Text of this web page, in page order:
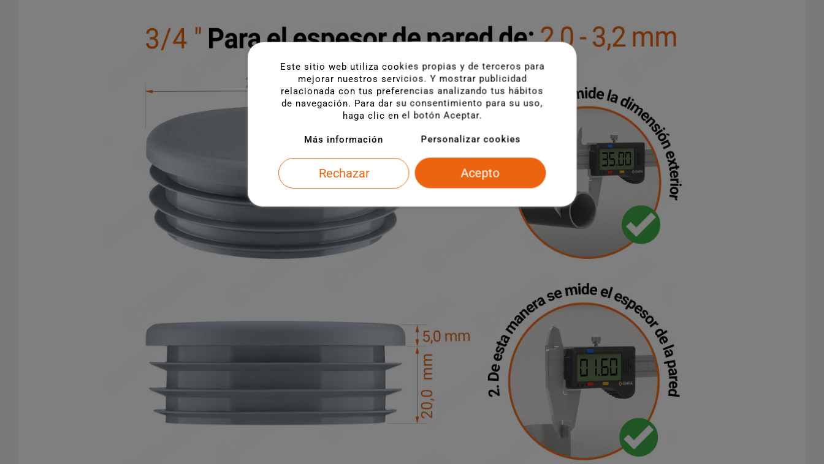
Este sitio web utiliza cookies propias y de terceros para
mejorar nuestros servicios. Y mostrar publicidad
relacionada con tus preferencias analizando tus hábitos
de navegación. Para dar su consentimiento para su uso,
haga clic en el botón Aceptar.
Más información Personalizar cookies
Rechazar Acepto